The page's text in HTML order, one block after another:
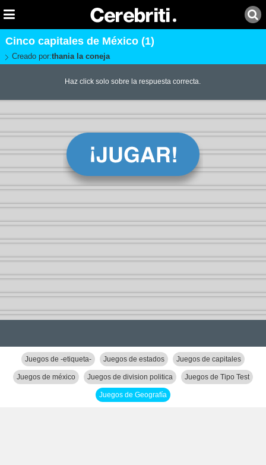
Cinco capitales de México (1)
Creado por:thania la coneja
Haz click solo sobre la respuesta correcta.
Juegos de -etiqueta- Juegos de estados Juegos de capitales
Juegos de méxico Juegos de division politica Juegos de Tipo Test
Juegos de Geografía